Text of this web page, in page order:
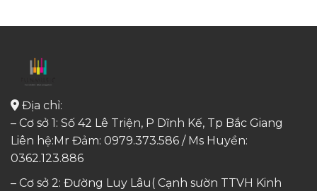
Địa chỉ:
– Cơ sở 1: Số 42 Lê Triện, P Dĩnh Kế, Tp Bắc Giang
Liên hệ:Mr Đảm: 0979.373.586 / Ms Huyền:
0362.123.886
– Cơ sở 2: Đường Luy Lâu( Cạnh sườn TTVH Kinh